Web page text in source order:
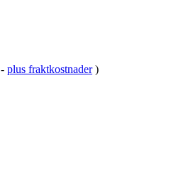
- plus fraktkostnader )